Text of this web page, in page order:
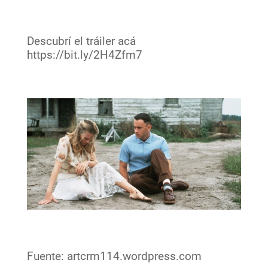
Descubrí el tráiler acá
https://bit.ly/2H4Zfm7
Fuente: artcrm114.wordpress.com